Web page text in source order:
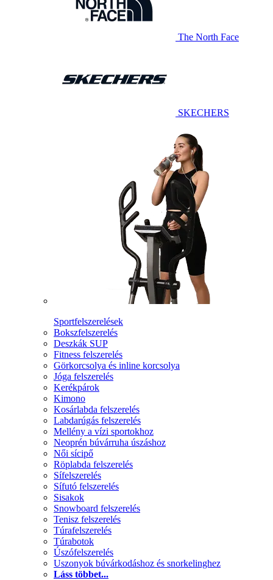
The North Face
SKECHERS
Sportfelszerelések
Bokszfelszerelés
Deszkák SUP
Fitness felszerelés
Görkorcsolya és inline korcsolya
Jóga felszerelés
Kerékpárok
Kimono
Kosárlabda felszerelés
Labdarúgás felszerelés
Mellény a vízi sportokhoz
Neoprén búvárruha úszáshoz
Női sícipő
Röplabda felszerelés
Sífelszerelés
Sífutó felszerelés
Sisakok
Snowboard felszerelés
Tenisz felszerelés
Túrafelszerelés
Túrabotok
Úszófelszerelés
Uszonyok búvárkodáshoz és snorkelinghez
Láss többet...